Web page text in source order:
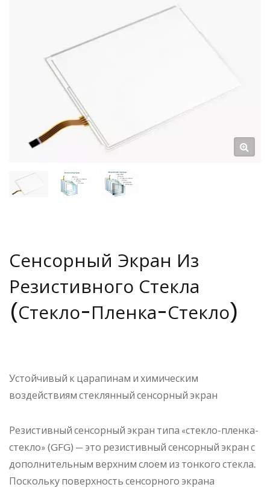
Сенсорный Экран Из
Резистивного Стекла
(стекло-Пленка-Стекло)
Устойчивый к царапинам и химическим
воздействиям стеклянный сенсорный экран
Резистивный сенсорный экран типа «стекло-пленка-
стекло» (GFG) — это резистивный сенсорный экран с
дополнительным верхним слоем из тонкого стекла.
Поскольку поверхность сенсорного экрана